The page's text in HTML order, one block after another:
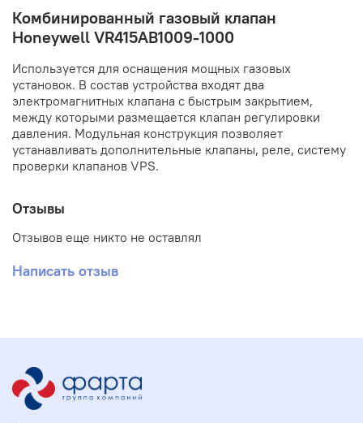
Комбинированный газовый клапан
Honeywell VR415AB1009-1000
Используется для оснащения мощных газовых
установок. В состав устройства входят два
электромагнитных клапана с быстрым закрытием,
между которыми размещается клапан регулировки
давления. Модульная конструкция позволяет
устанавливать дополнительные клапаны, реле, систему
проверки клапанов VPS.
Отзывы
Отзывов еще никто не оставлял
Написать отзыв